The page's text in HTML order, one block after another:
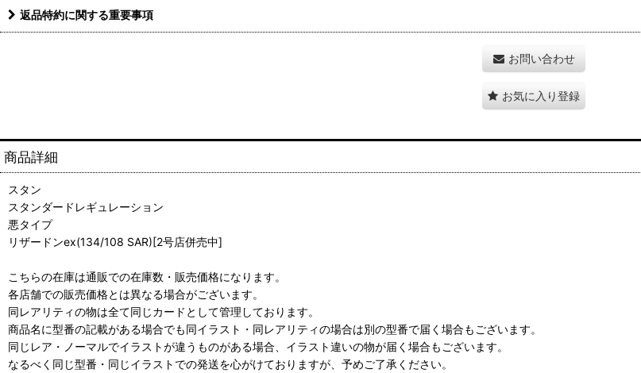
返品特約に関する重要事項
お問い合わせ
お気に入り登録
商品詳細
スタン
スタンダードレギュレーション
悪タイプ
リザードンex(134/108 SAR)[2号店併売中]
こちらの在庫は通販での在庫数・販売価格になります。
各店舗での販売価格とは異なる場合がございます。
同レアリティの物は全て同じカードとして管理しております。
商品名に型番の記載がある場合でも同イラスト・同レアリティの場合は別の型番で届く場合もございます。
同じレア・ノーマルでイラストが違うものがある場合、イラスト違いの物が届く場合もございます。
なるべく同じ型番・同じイラストでの発送を心がけておりますが、予めご了承ください。